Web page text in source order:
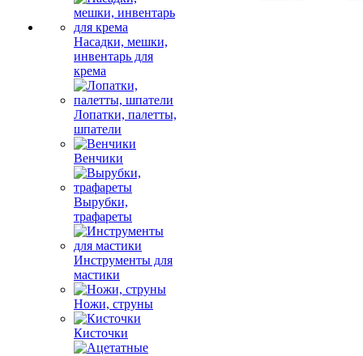
Насадки, мешки,
инвентарь для
крема
Лопатки, палетты,
шпатели
Венчики
Вырубки,
трафареты
Инструменты для
мастики
Ножи, струны
Кисточки